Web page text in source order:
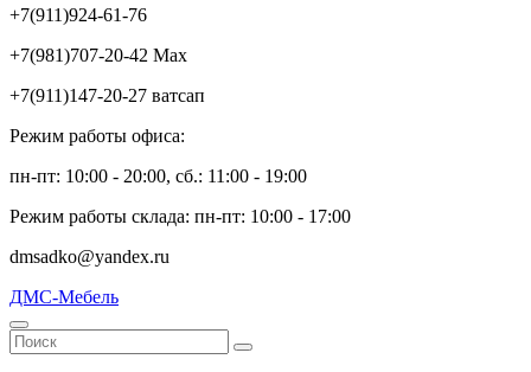
+7(911)924-61-76
+7(981)707-20-42 Max
+7(911)147-20-27 ватсап
Режим работы офиса:
пн-пт: 10:00 - 20:00, сб.: 11:00 - 19:00
Режим работы склада: пн-пт: 10:00 - 17:00
dmsadko@yandex.ru
ДМС-Мебель